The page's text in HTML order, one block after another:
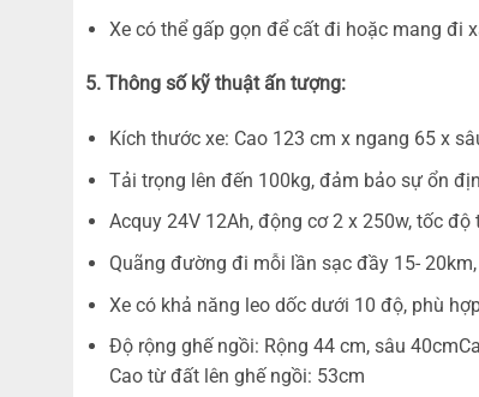
Xe có thể gấp gọn để cất đi hoặc mang đi
5. Thông số kỹ thuật ấn tượng:
Kích thước xe: Cao 123 cm x ngang 65 x
Tải trọng lên đến 100kg, đảm bảo sự ổn
Acquy 24V 12Ah, động cơ 2 x 250w, tốc
Quãng đường đi mỗi lần sạc đầy 15-
Xe có khả năng leo dốc dưới 10 độ, phù
Độ rộng ghế ngồi: Rộng 44 cm, sâu
Cao từ đất lên ghế ngồi: 53cm